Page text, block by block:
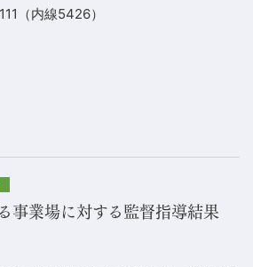
（内線5426）
事業場に対する監督指導結果